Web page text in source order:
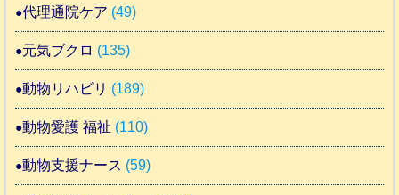
代理通院ケア (49)
元気ブクロ (135)
動物リハビリ (189)
動物愛護 福祉 (110)
動物支援ナース (59)